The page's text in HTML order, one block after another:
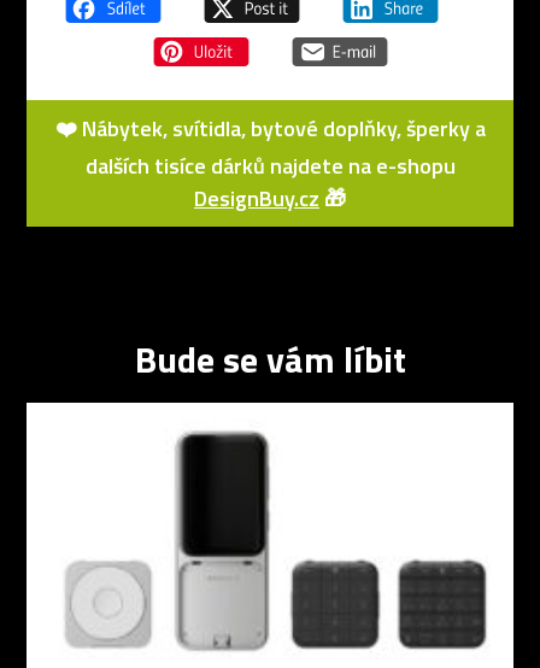
❤️ Nábytek, svítidla, bytové doplňky, šperky a
dalších tisíce dárků najdete na e-shopu
DesignBuy.cz 🎁
Bude se vám líbit